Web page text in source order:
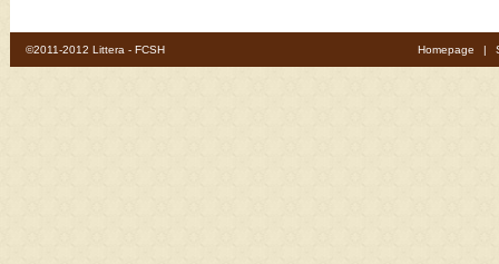
©2011-2012 Littera - FCSH Homepage |